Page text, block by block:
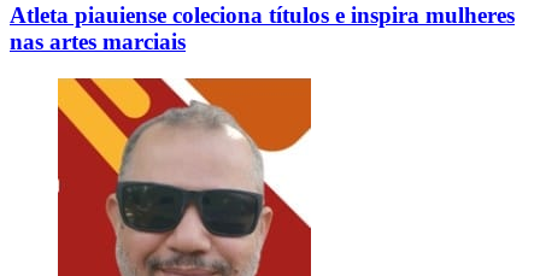
Atleta piauiense coleciona títulos e inspira mulheres
nas artes marciais